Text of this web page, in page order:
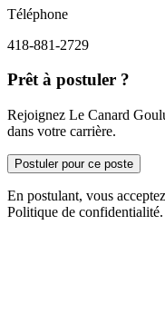
Téléphone
418-881-2729
Prêt à postuler ?
Rejoignez Le Canard
dans votre carrière.
Postuler pour ce poste
En postulant, vous
Politique de confidentialité.